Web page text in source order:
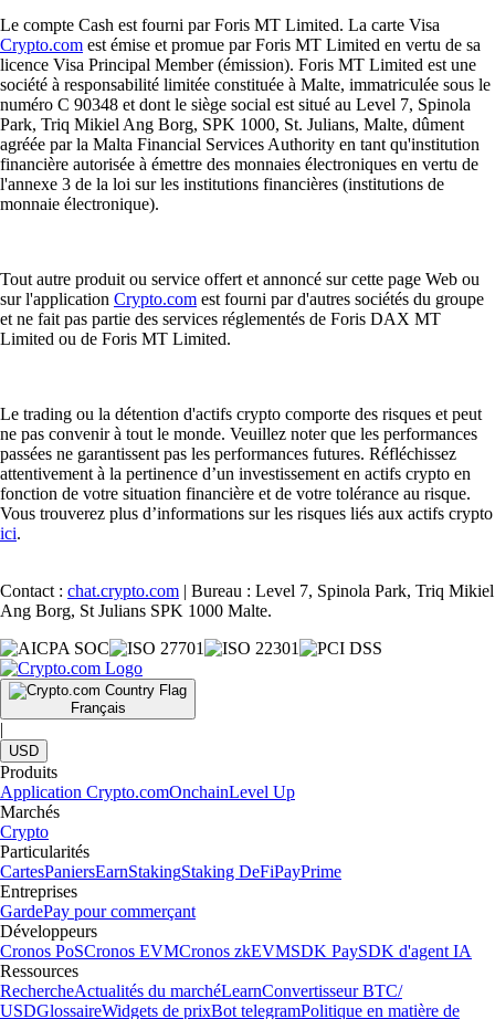
Le compte Cash est fourni par Foris MT Limited. La carte Visa
Crypto.com est émise et promue par Foris MT Limited en vertu de sa
licence Visa Principal Member (émission). Foris MT Limited est une
société à responsabilité limitée constituée à Malte, immatriculée sous le
numéro C 90348 et dont le siège social est situé au Level 7, Spinola
Park, Triq Mikiel Ang Borg, SPK 1000, St. Julians, Malte, dûment
agréée par la Malta Financial Services Authority en tant qu'institution
financière autorisée à émettre des monnaies électroniques en vertu de
l'annexe 3 de la loi sur les institutions financières (institutions de
monnaie électronique).
Tout autre produit ou service offert et annoncé sur cette page Web ou
sur l'application Crypto.com est fourni par d'autres sociétés du groupe
et ne fait pas partie des services réglementés de Foris DAX MT
Limited ou de Foris MT Limited.
Le trading ou la détention d'actifs crypto comporte des risques et peut
ne pas convenir à tout le monde. Veuillez noter que les performances
passées ne garantissent pas les performances futures. Réfléchissez
attentivement à la pertinence d’un investissement en actifs crypto en
fonction de votre situation financière et de votre tolérance au risque.
Vous trouverez plus d’informations sur les risques liés aux actifs crypto
ici.
Contact : chat.crypto.com | Bureau : Level 7, Spinola Park, Triq Mikiel
Ang Borg, St Julians SPK 1000 Malte.
Français
|
USD
Produits
Application Crypto.comOnchainLevel Up
Marchés
Crypto
Particularités
CartesPaniersEarnStakingStaking DeFiPayPrime
Entreprises
GardePay pour commerçant
Développeurs
Cronos PoSCronos EVMCronos zkEVMSDK PaySDK d'agent IA
Ressources
RechercheActualités du marchéLearnConvertisseur BTC/
USDGlossaireWidgets de prixBot telegramPolitique en matière de